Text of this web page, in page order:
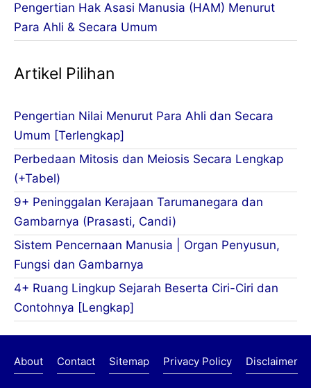
Pengertian Hak Asasi Manusia (HAM) Menurut
Para Ahli & Secara Umum
Artikel Pilihan
Pengertian Nilai Menurut Para Ahli dan Secara
Umum [Terlengkap]
Perbedaan Mitosis dan Meiosis Secara Lengkap
(+Tabel)
9+ Peninggalan Kerajaan Tarumanegara dan
Gambarnya (Prasasti, Candi)
Sistem Pencernaan Manusia | Organ Penyusun,
Fungsi dan Gambarnya
4+ Ruang Lingkup Sejarah Beserta Ciri-Ciri dan
Contohnya [Lengkap]
About Contact Sitemap Privacy Policy Disclaimer